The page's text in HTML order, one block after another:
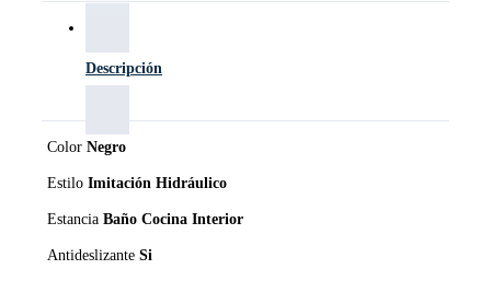
Descripción
Color Negro
Estilo Imitación Hidráulico
Estancia Baño Cocina Interior
Antideslizante Si